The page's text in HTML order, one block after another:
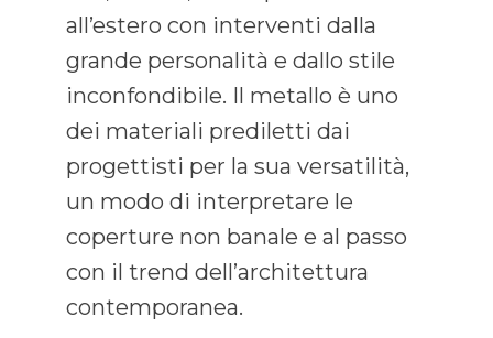
all’estero con interventi dalla
grande personalità e dallo stile
inconfondibile. Il metallo è uno
dei materiali prediletti dai
progettisti per la sua versatilità,
un modo di interpretare le
coperture non banale e al passo
con il trend dell’architettura
contemporanea.